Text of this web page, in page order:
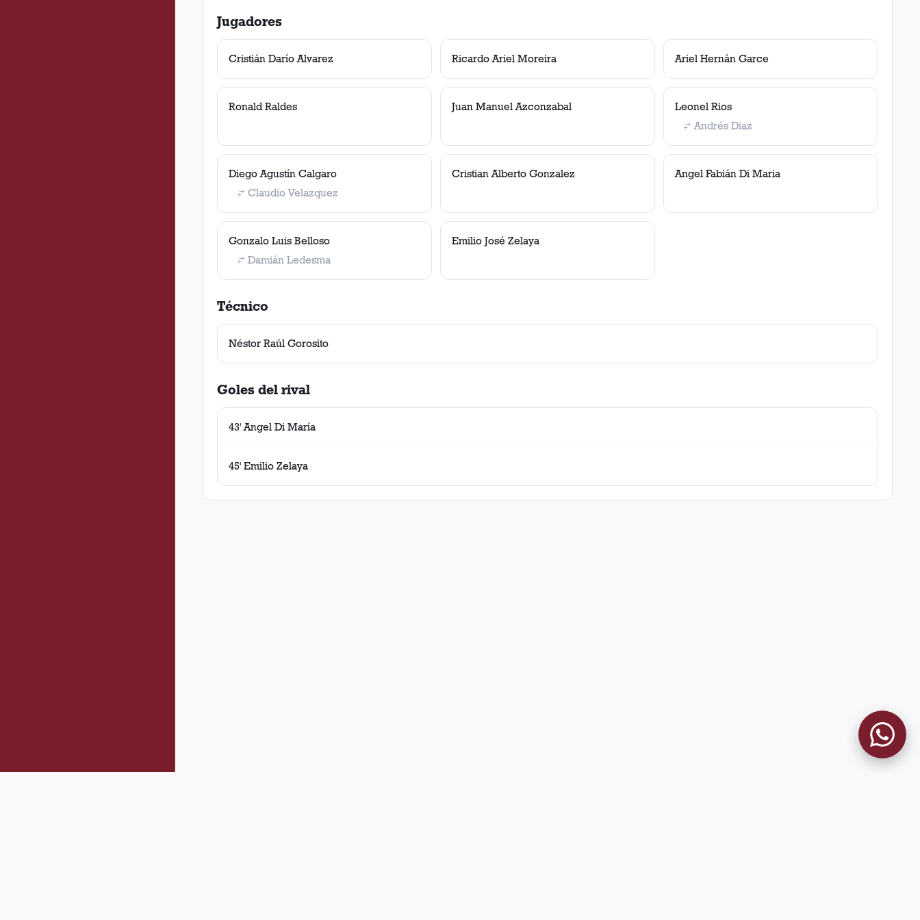
Jugadores
Cristián Darío Alvarez Ricardo Ariel Moreira Ariel Hernán Garce
Ronald Raldes Juan Manuel Azconzabal
Leonel Rios
Andrés Diaz
Diego Agustín Calgaro
Claudio Velazquez
Cristian Alberto Gonzalez Angel Fabián Di Maria
Gonzalo Luis Belloso
Damián Ledesma
Emilio José Zelaya
Técnico
Néstor Raúl Gorosito
Goles del rival
43' Angel Di María
45' Emilio Zelaya